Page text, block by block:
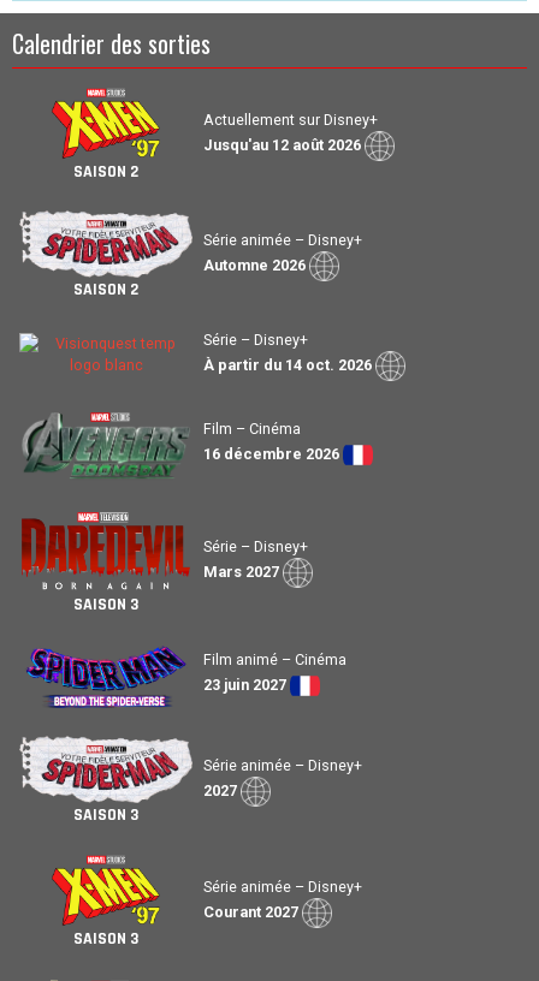
Calendrier des sorties
SAISON 2
Actuellement sur Disney+
Jusqu'au 12 août 2026
SAISON 2
Série animée – Disney+
Automne 2026
Série – Disney+
À partir du 14 oct. 2026
Film – Cinéma
16 décembre 2026
SAISON 3
Série – Disney+
Mars 2027
Film animé – Cinéma
23 juin 2027
SAISON 3
Série animée – Disney+
2027
SAISON 3
Série animée – Disney+
Courant 2027